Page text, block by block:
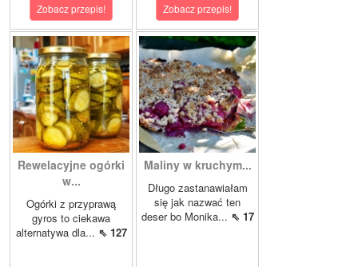
Zobacz przepis! Zobacz przepis!
Rewelacyjne ogórki
w...
Ogórki z przyprawą
gyros to ciekawa
alternatywa dla... ⇖ 127
Maliny w kruchym...
Długo zastanawiałam
się jak nazwać ten
deser bo Monika... ⇖ 17